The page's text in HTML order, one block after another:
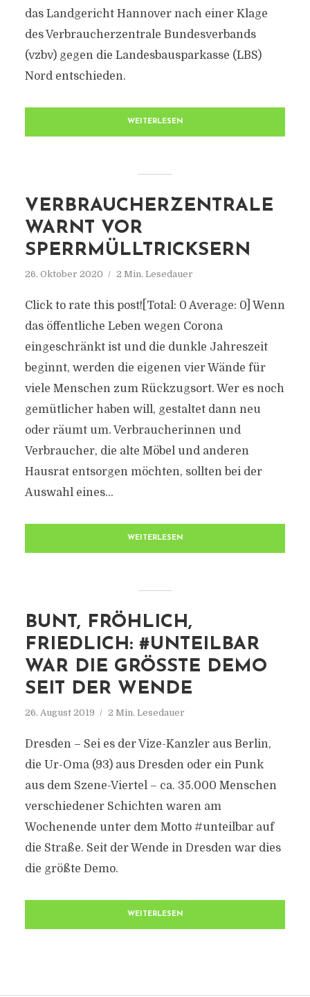
das Landgericht Hannover nach einer Klage
des Verbraucherzentrale Bundesverbands
(vzbv) gegen die Landesbausparkasse (LBS)
Nord entschieden.
WEITERLESEN
VERBRAUCHERZENTRALE
WARNT VOR
SPERRMÜLLTRICKSERN
26. Oktober 2020 2 Min. Lesedauer
Click to rate this post![Total: 0 Average: 0] Wenn
das öffentliche Leben wegen Corona
eingeschränkt ist und die dunkle Jahreszeit
beginnt, werden die eigenen vier Wände für
viele Menschen zum Rückzugsort. Wer es noch
gemütlicher haben will, gestaltet dann neu
oder räumt um. Verbraucherinnen und
Verbraucher, die alte Möbel und anderen
Hausrat entsorgen möchten, sollten bei der
Auswahl eines...
WEITERLESEN
BUNT, FRÖHLICH,
FRIEDLICH: #UNTEILBAR
WAR DIE GRÖSSTE DEMO
SEIT DER WENDE
26. August 2019 2 Min. Lesedauer
Dresden – Sei es der Vize-Kanzler aus Berlin,
die Ur-Oma (93) aus Dresden oder ein Punk
aus dem Szene-Viertel – ca. 35.000 Menschen
verschiedener Schichten waren am
Wochenende unter dem Motto #unteilbar auf
die Straße. Seit der Wende in Dresden war dies
die größte Demo.
WEITERLESEN